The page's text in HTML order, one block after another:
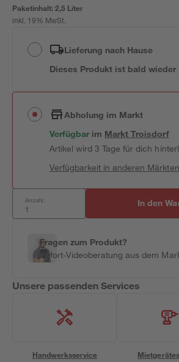
Paketinhalt:2,5 Liter
inkl. 19% MwSt.
Lieferung nach Hause
Dieses Produkt ist bald wieder
Abholung im Markt
Verfügbar im MarktTroisdorf
Artikel wird 3 Tage für dich
Verfügbarkeit in anderen Märkten
Anzahl: In den
Fragen zum Produkt?
Sofort-Videoberatung aus dem
Unsere passenden Services
Handwerksservice